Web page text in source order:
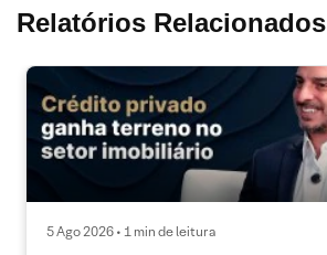
Relatórios Relacionados
5 Ago 2026 • 1 min de leitura